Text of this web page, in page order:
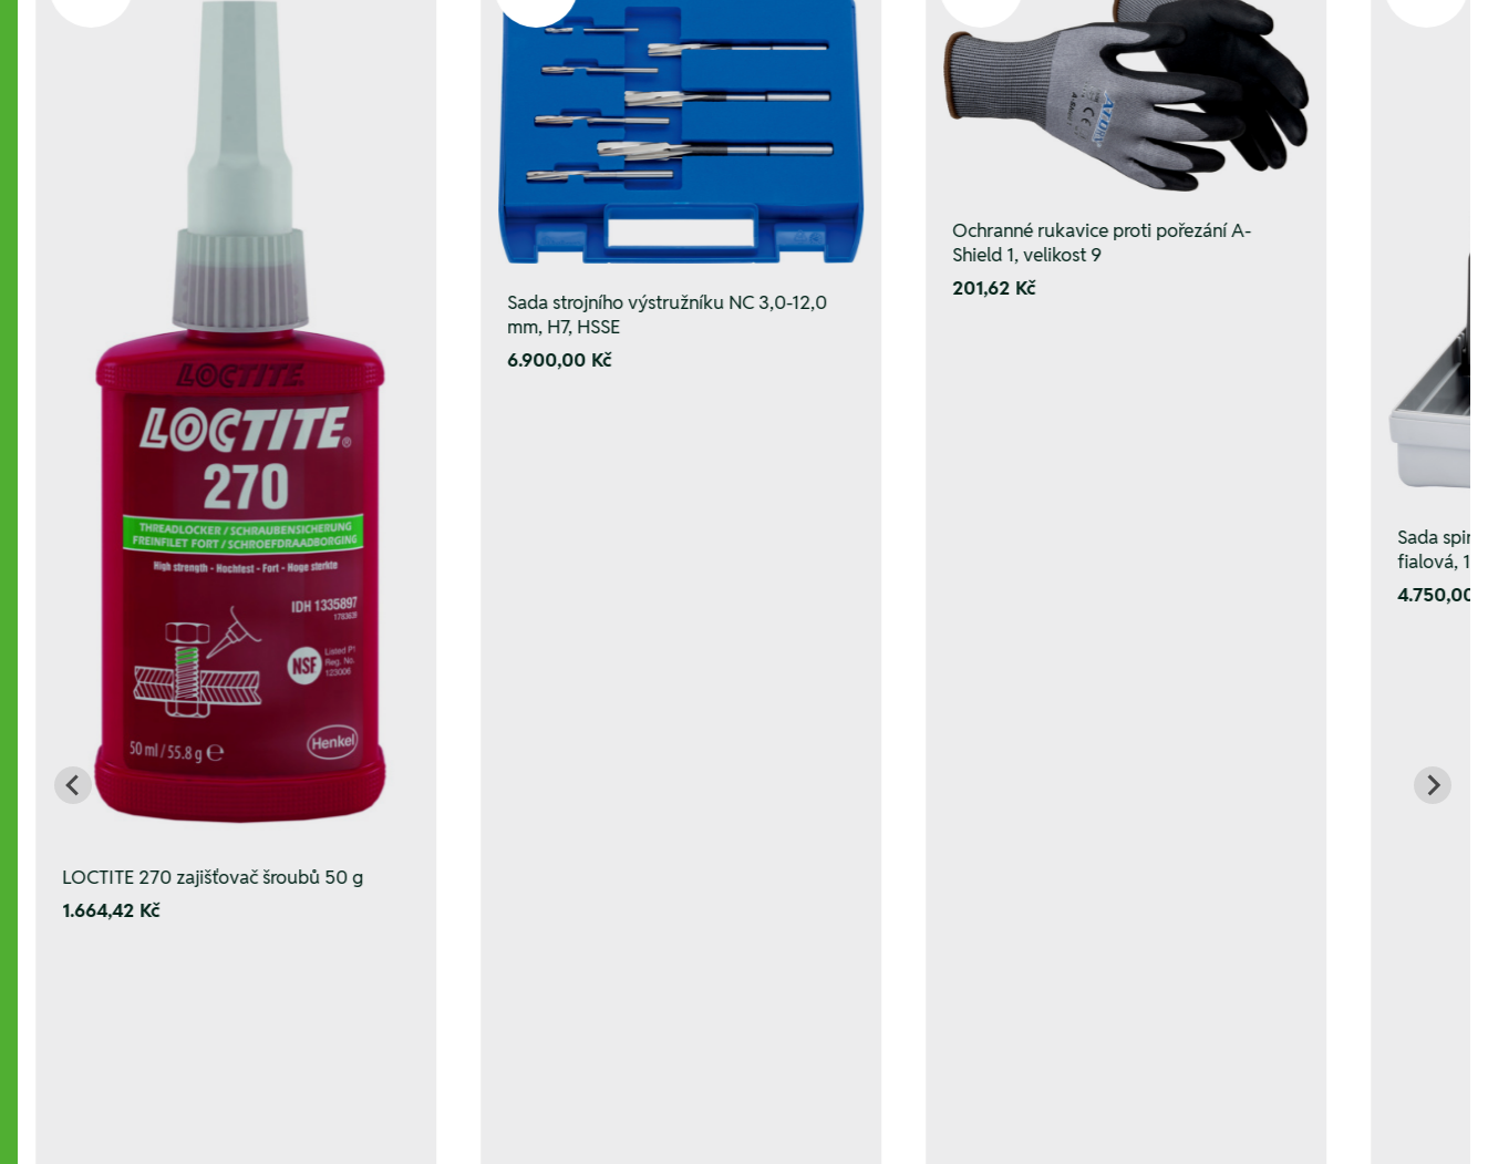
LOCTITE 270 zajišťovač šroubů 50 g
1.664,42 Kč
Sada strojního výstružníku NC 3,0-12,0
mm, H7, HSSE
6.900,00 Kč
Ochranné rukavice proti pořezání A-
Shield 1, velikost 9
201,62 Kč
Sada spir.
fialová,
4.750,00